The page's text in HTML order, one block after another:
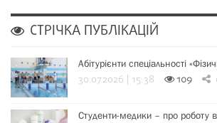
СТРІЧКА ПУБЛІКАЦІЙ
Абітурієнти спеціальності
30.07.2026 | 15:38 109
Студенти-медики – про роботу